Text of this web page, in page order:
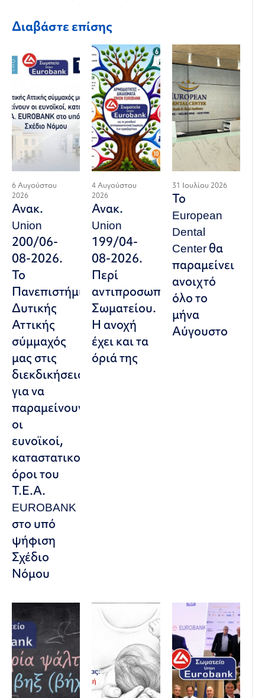
Διαβάστε επίσης
6 Αυγούστου
2026
Ανακ.
Union
200/06-
08-2026.
Το
Πανεπιστήμιο
Δυτικής
Αττικής
σύμμαχός
μας στις
διεκδικήσεις,
για να
παραμείνουν
οι
ευνοϊκοί,
καταστατικοί
όροι του
Τ.Ε.Α.
EUROBANK
στο υπό
ψήφιση
Σχέδιο
Νόμου
4 Αυγούστου
2026
Ανακ.
Union
199/04-
08-2026.
Περί
αντιπροσωπευτικού
Σωματείου.
Η ανοχή
έχει και τα
όριά της
31 Ιουλίου 2026
Το
European
Dental
Center θα
παραμείνει
ανοιχτό
όλο το
μήνα
Αύγουστο